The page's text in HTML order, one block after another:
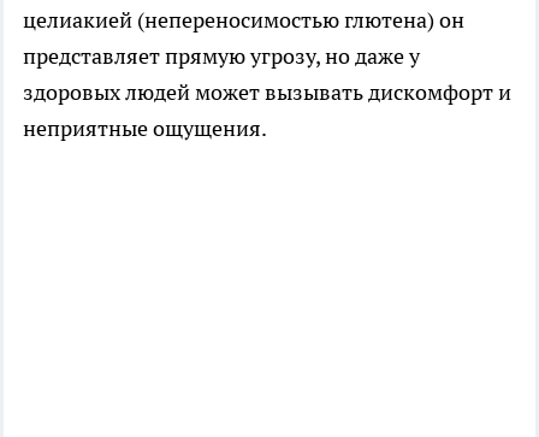
целиакией (непереносимостью глютена) он
представляет прямую угрозу, но даже у
здоровых людей может вызывать дискомфорт и
неприятные ощущения.